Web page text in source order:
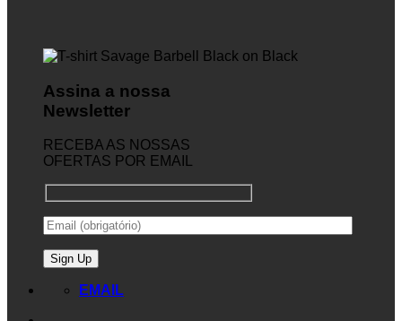
Assina a nossa
Newsletter
RECEBA AS NOSSAS
OFERTAS POR EMAIL
EMAIL